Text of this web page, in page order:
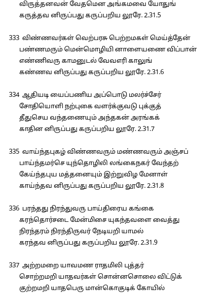
விருத்தனவன் வேதமென அங்கமவை யோதுங்
கருத்தவ னிருப்பது கருப்பறிய லூரே. 2.31.5
333 விண்ணவர்கள் வெற்பரசு பெற்றமகள் மெய்த்தேன்
பண்ணமரும் மென்மொழியி னாளையணை விப்பான்
எண்ணிவரு காமனுடல் வேவஎரி காலுங்
கண்ணவ னிருப்பது கருப்பறிய லூரே. 2.31.6
334 ஆதியடி யைப்பணிய அப்பொடு மலர்ச்சேர்
சோதியொளி நற்புகை வளர்க்குவடு புக்குத்
தீதுசெய வந்தணையும் அந்தகன் அரங்கக்
காதின னிருப்பது கருப்பறிய லூரே. 2.31.7
335 வாய்ந்தபுகழ் விண்ணவரும் மண்ணவரும் அஞ்சப்
பாய்ந்தமர்செ யுந்தொழிலி லங்கைநகர் வேந்தற்
கேய்ந்தபுய மத்தனையும் இற்றுவிழ மேனாள்
காய்ந்தவ னிருப்பது கருப்பறிய லூரே. 2.31.8
336 பரந்தது நிரந்துவரு பாய்திரைய கங்கை
கரந்தொர்சடை மேன்மிசை யுகந்தவளை வைத்து
நிரந்தரம் நிரந்திருவர் நேடியறி யாமல்
கரந்தவ னிருப்பது கருப்பறிய லூரே. 2.31.9
337 அற்றமறை யாவமண ராதமிலி புத்தர்
சொற்றமறி யாதவர்கள் சொன்னசொலை விட்டுக்
குற்றமறி யாதபெரு மான்கொகுடிக் கோயில்